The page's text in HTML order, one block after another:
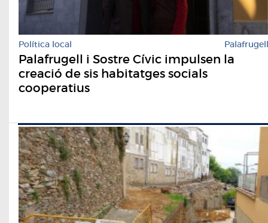
Política local Palafrugell
Palafrugell i Sostre Cívic impulsen la
creació de sis habitatges socials
cooperatius